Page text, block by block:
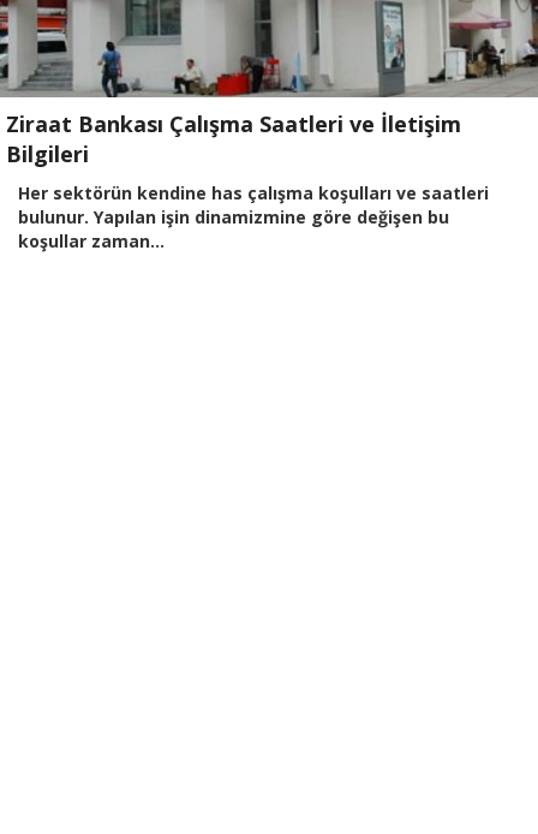
Ziraat Bankası Çalışma Saatleri ve İletişim
Bilgileri
Her sektörün kendine has çalışma koşulları ve saatleri
bulunur. Yapılan işin dinamizmine göre değişen bu
koşullar zaman...